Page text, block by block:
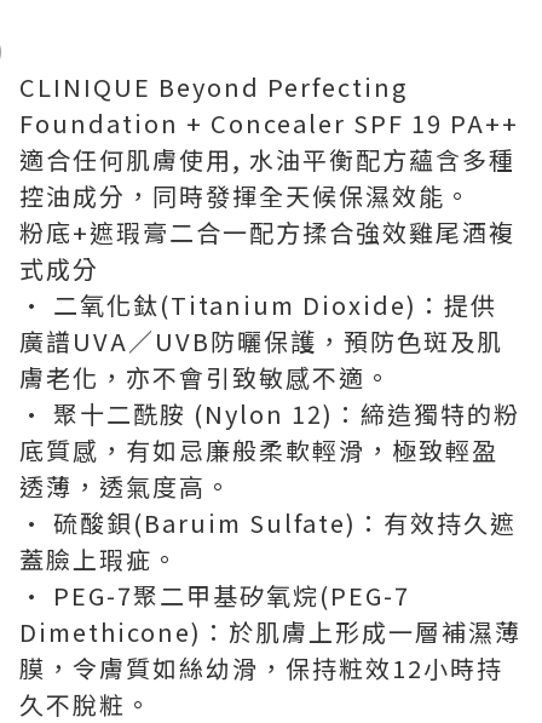
CLINIQUE Beyond Perfecting
Foundation + Concealer SPF 19 PA++
適合任何肌膚使用, 水油平衡配方蘊含多種
控油成分，同時發揮全天候保濕效能。
粉底+遮瑕膏二合一配方揉合強效雞尾酒複
式成分
• 二氧化鈦(Titanium Dioxide)：提供
廣譜UVA／UVB防曬保護，預防色斑及肌
膚老化，亦不會引致敏感不適。
• 聚十二酰胺 (Nylon 12)：締造獨特的粉
底質感，有如忌廉般柔軟輕滑，極致輕盈
透薄，透氣度高。
• 硫酸鋇(Baruim Sulfate)：有效持久遮
蓋臉上瑕疵。
• PEG-7聚二甲基矽氧烷(PEG-7
Dimethicone)：於肌膚上形成一層補濕薄
膜，令膚質如絲幼滑，保持粧效12小時持
久不脫粧。